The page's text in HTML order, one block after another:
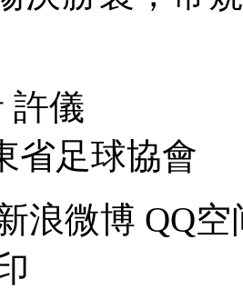
許儀
省足球協會
浪微博 QQ空